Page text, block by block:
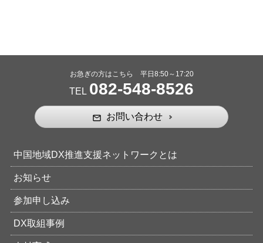
お急ぎの方はこちら 平日8:50～17:20
TEL 082-548-8526
mail_outline お問い合わせ
中国地域DX推進支援ネットワークとは
お知らせ
参加申し込み
DX取組事例